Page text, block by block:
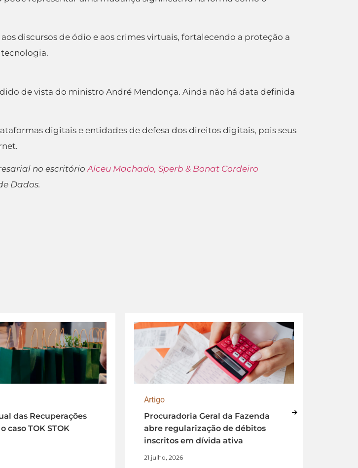
discursos de ódio e aos crimes virtuais, fortalecendo a proteção a
de vista do ministro André Mendonça. Ainda não há data definida
digitais e entidades de defesa dos direitos digitais, pois seus
no escritórioAlceu Machado, Sperb & Bonat Cordeiro
Dados.
das Recuperações
caso TOK STOK
Artigo
Procuradoria Geral da Fazenda
abre regularização de débitos
inscritos em dívida ativa
21 julho, 2026